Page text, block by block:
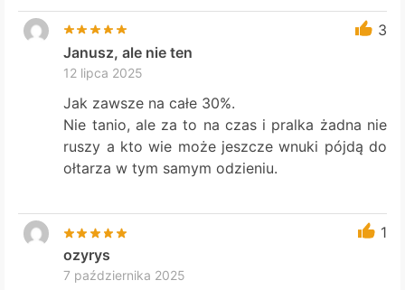
3
Janusz, ale nie ten
12 lipca 2025
Jak zawsze na całe 30%.
Nie tanio, ale za to na czas i pralka żadna nie
ruszy a kto wie może jeszcze wnuki pójdą do
ołtarza w tym samym odzieniu.
1
ozyrys
7 października 2025